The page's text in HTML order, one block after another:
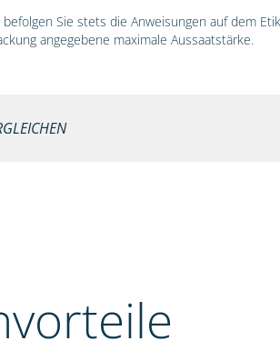
Sie stets die Anweisungen auf dem
angegebene maximale Aussaatstärke.